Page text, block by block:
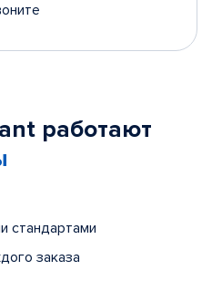
работают
стандартами
заказа